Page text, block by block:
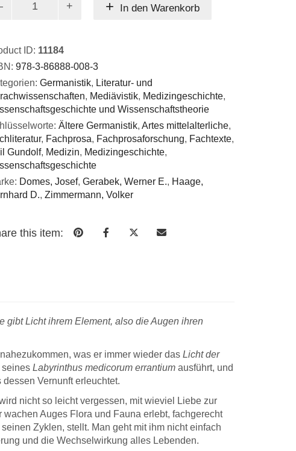
In den Warenkorb
ID: 11184
978-3-86888-008-3
Germanistik, Literatur- und
, Mediävistik, Medizingeschichte,
und Wissenschaftstheorie
Ältere Germanistik,Artes mittelalterliche,
, Fachprosa, Fachprosaforschung, Fachtexte,
Gundolf, Medizin, Medizingeschichte,
Domes, Josef,Gerabek, Werner E., Haage,
D.,Zimmermann, Volker
this item:
gibt Licht ihrem Element, also die Augen ihren
was er immer wieder das Licht der
seines Labyrinthus medicorum errantiumausführt, und
Vernunft erleuchtet.
nicht so leicht vergessen, mit wieviel Liebe zur
Auges Flora und Fauna erlebt, fachgerecht
Zyklen, stellt. Man geht mit ihm nicht einfach
und die Wechselwirkung alles Lebenden.
sind
bei mir
… und
möchte ausrufen «Es
Gerabek, eben ist hier
das Paket des DWV
eingetroffen, und ein
zufriedener Kunde und